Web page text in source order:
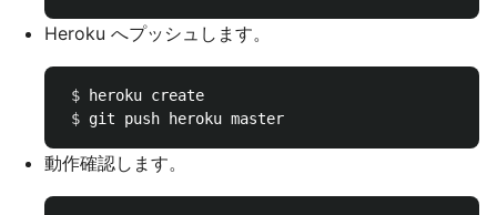
Heroku へプッシュします。
$
heroku create
$
動作確認します。